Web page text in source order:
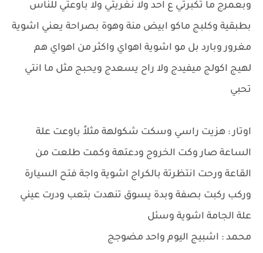
وبعمرج ما تكبرتي ع احد ولا نغريتي ولا باوعتي للناس
بطبقية وكلبج ماكو ابيض منة وهوة بصراحة يعني اشوية
مغرور وبارد بل مو اشوية اهواي واكثر من اهواي هم
لهيج اكولج ميفيدج ولا راح يسعدج ويحبج مثل ما انتي
تحبي
اوتار : هزيت راسي وسكت شكولهة مثلاً باوعت علة
الساعة صار وكت الخروج ودعتهة وكمت طلعت من
القاعة ورحت انتظرتة بالكراج اشوية واجة فتح السيارة
وركب ركبت بصفة وبدة يسوق تنهدت بتعب ودرت عيني
علة الجامة اشوية وسئل
محمد : اشبيج اليوم واحد مضوجج